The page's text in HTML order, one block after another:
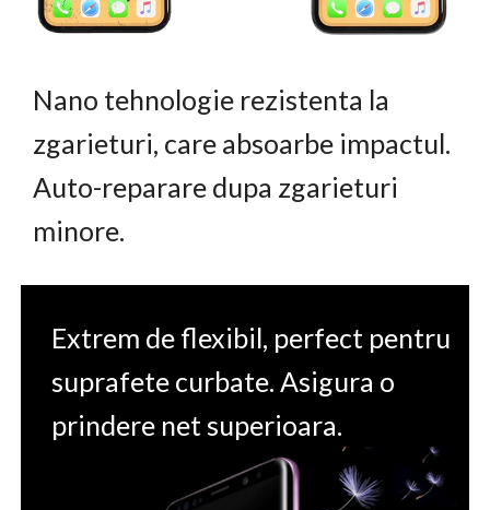
Nano tehnologie rezistenta la
zgarieturi, care absoarbe impactul.
Auto-reparare dupa zgarieturi
minore.
Extrem de flexibil, perfect pentru
suprafete curbate. Asigura o
prindere net superioara.